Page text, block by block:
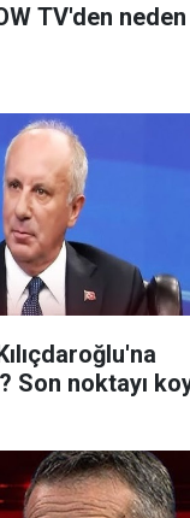
TV'den neden
Son noktayı